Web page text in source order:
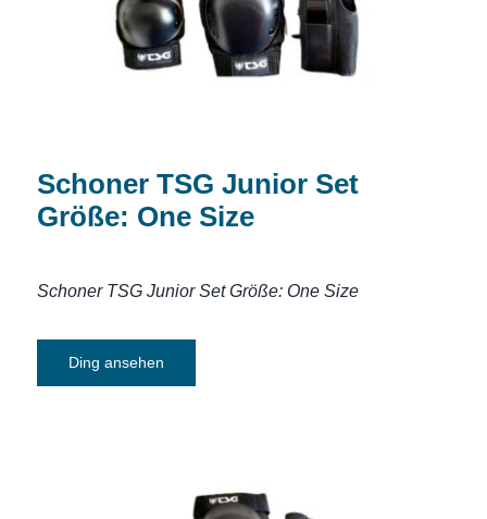
Schoner TSG Junior Set
Größe: One Size
Schoner TSG Junior Set Größe: One Size
Ding ansehen